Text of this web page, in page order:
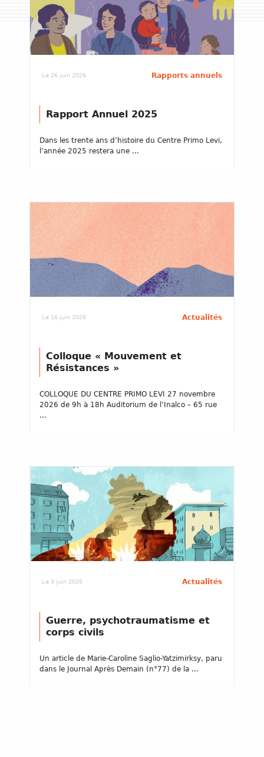
Le 26 juin 2026 Rapports annuels
Rapport Annuel 2025
Dans les trente ans d’histoire du Centre Primo Levi,
l’année 2025 restera une ...
Le 16 juin 2026 Actualités
Colloque « Mouvement et
Résistances »
COLLOQUE DU CENTRE PRIMO LEVI 27 novembre
2026 de 9h à 18h Auditorium de l’Inalco – 65 rue
...
Le 3 juin 2026 Actualités
Guerre, psychotraumatisme et
corps civils
Un article de Marie-Caroline Saglio-Yatzimirksy, paru
dans le Journal Après Demain (n°77) de la ...